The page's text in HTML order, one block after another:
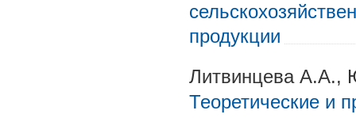
продукции
Литвинцева А.А.,
Теоретические и